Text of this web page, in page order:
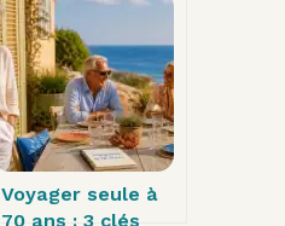
et les 5 sites
incontournables
du littoral
Voyager seule à
70 ans : 3 clés